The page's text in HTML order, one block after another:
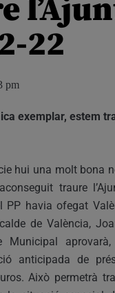
22
pm
exemplar, estem
hui una molt bona
traure
PP havia ofegat
de València,
Municipal
anticipada de
Això permetrà